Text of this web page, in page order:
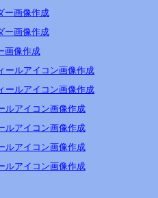
ー画像作成
ー画像作成
画像作成
ールアイコン画像作成
ールアイコン画像作成
ルアイコン画像作成
ルアイコン画像作成
ルアイコン画像作成
ルアイコン画像作成